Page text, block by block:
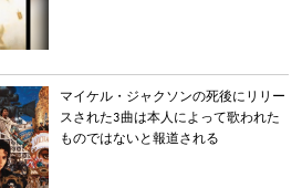
マイケル・ジャクソンの死後にリリー
スされた3曲は本人によって歌われた
ものではないと報道される